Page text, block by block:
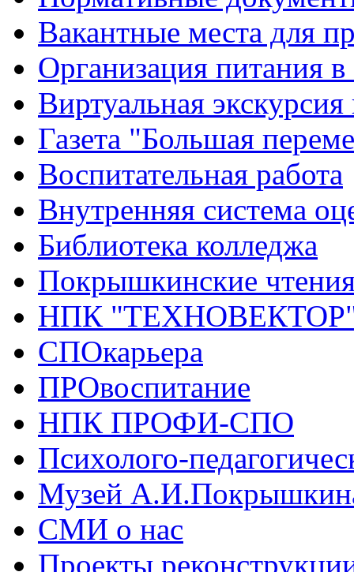
Вакантные места для
Организация питания в
Виртуальная
Газета "Большая
Воспитательная работа
Внутренняя система
Библиотека колледжа
Покрышкинские
НПК
СПОкарьера
ПРОвоспитание
НПК ПРОФИ-СПО
Психолого-
Музей
СМИ о нас
Проекты